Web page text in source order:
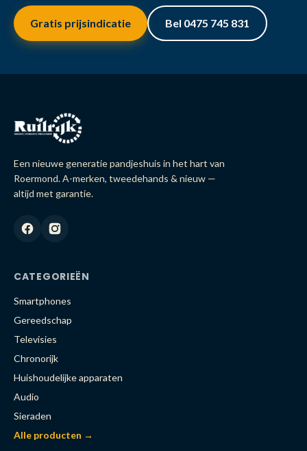
Gratis prijsindicatie Bel 0475 745 831
Een nieuwe generatie pandjeshuis in het hart van
Roermond. A-merken, tweedehands & nieuw —
altijd met garantie.
CATEGORIEËN
Smartphones
Gereedschap
Televisies
Chronorijk
Huishoudelijke apparaten
Audio
Sieraden
Alle producten →